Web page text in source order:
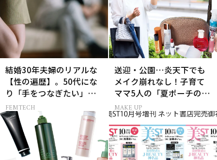
結婚30年夫婦のリアルな
【性の遍歴】。50代にな
り「手をつなぎたい」と
願う理由とは
FEMTECH
送迎・公園…炎天下でも
メイク崩れなし！子育て
ママ5人の「夏ポーチの中
身」
MAKE UP